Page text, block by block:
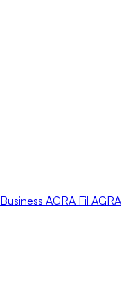
Business AGRA Fil AGRA